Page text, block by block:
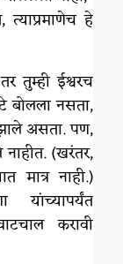
हे
तुम्ही ईश्वरच
बोलला नसता,
असता. पण,
नाहीत. (खरंतर,
मात्र नाही.)
करावी